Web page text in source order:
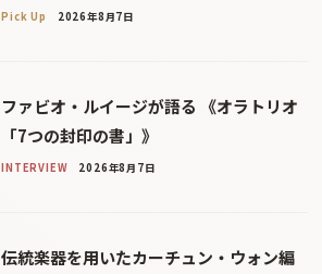
Pick Up 2026年8月7日
ファビオ・ルイージが語る 《オラトリオ
「7つの封印の書」》
INTERVIEW 2026年8月7日
伝統楽器を用いたカーチュン・ウォン編